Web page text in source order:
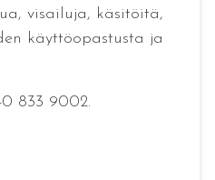
visailuja, käsitöitä,
käyttöopastusta ja
833 9002.